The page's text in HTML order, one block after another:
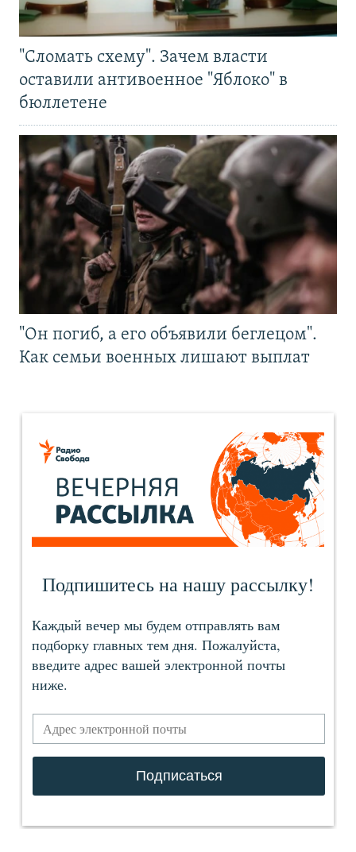
"Сломать схему". Зачем власти
оставили антивоенное "Яблоко" в
бюллетене
"Он погиб, а его объявили беглецом".
Как семьи военных лишают выплат